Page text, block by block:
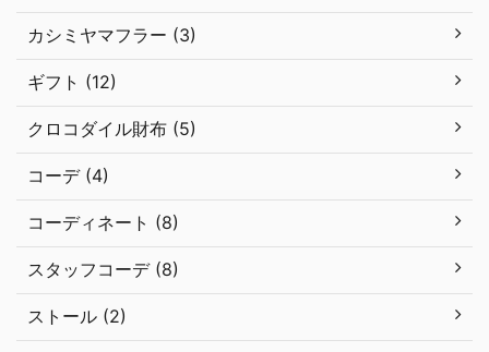
カシミヤマフラー (3)
ギフト (12)
クロコダイル財布 (5)
コーデ (4)
コーディネート (8)
スタッフコーデ (8)
ストール (2)